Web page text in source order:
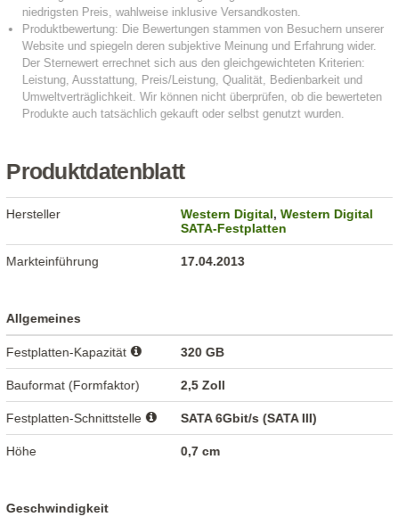
Produktdatenblatt
Hersteller Western Digital,Western Digital
SATA-Festplatten
Markteinführung 17.04.2013
Allgemeines
Festplatten-Kapazität 320 GB
Bauformat (Formfaktor) 2,5 Zoll
Festplatten-Schnittstelle SATA 6Gbit/s (SATA III)
Höhe 0,7 cm
Geschwindigkeit